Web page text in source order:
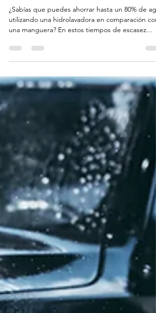
¿Cuál es mejor?
¿Sabías que puedes ahorrar hasta un 80% de
utilizando una hidrolavadora en comparación con
una manguera? En estos tiempos de escasez...